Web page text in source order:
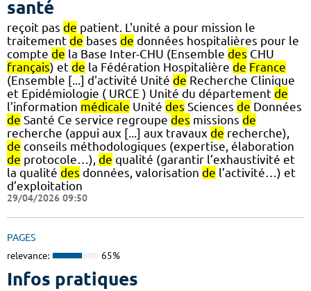
santé
reçoit pas de patient. L'unité a pour mission le
traitement de bases de données hospitalières pour le
compte de la Base Inter-CHU (Ensemble des CHU
français) et de la Fédération Hospitalière de France
(Ensemble [...] d'activité Unité de Recherche Clinique
et Epidémiologie ( URCE ) Unité du département de
l’information médicale Unité des Sciences de Données
de Santé Ce service regroupe des missions de
recherche (appui aux [...] aux travaux de recherche),
de conseils méthodologiques (expertise, élaboration
de protocole…), de qualité (garantir l’exhaustivité et
la qualité des données, valorisation de l’activité…) et
d’exploitation
29/04/2026 09:50
PAGES
relevance: 65%
Infos pratiques